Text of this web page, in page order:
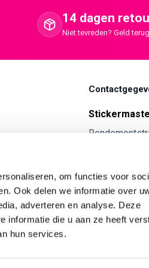
om functies voor
Ook delen we informatie over
adverteren en analyse. Deze
informatie die u aan ze heeft
hun services.
14 dagen
Niet tevreden? Geld
KVK:71793437
BTW nr: